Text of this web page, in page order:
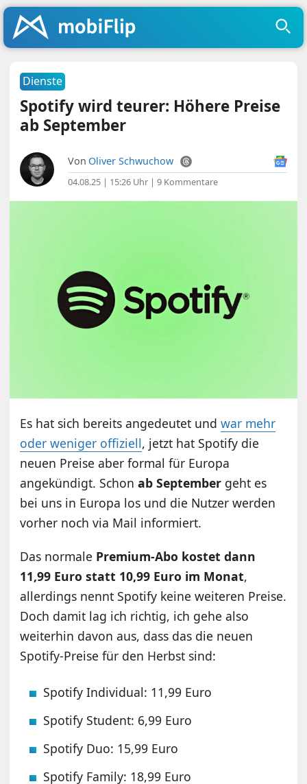
Dienste
Spotify wird teurer: Höhere Preise
ab September
Von Oliver Schwuchow
04.08.25 | 15:26 Uhr |9 Kommentare
Es hat sich bereits angedeutet undwar mehr
oder weniger offiziell, jetzt hat Spotify die
neuen Preise aber formal für Europa
angekündigt. Schonab September geht es
bei uns in Europa los und die Nutzer werden
vorher noch via Mail informiert.
Das normale Premium-Abo kostet dann
11,99 Euro statt 10,99 Euro im Monat,
allerdings nennt Spotify keine weiteren Preise.
Doch damit lag ich richtig, ich gehe also
weiterhin davon aus, dass das die neuen
Spotify-Preise für den Herbst sind:
Spotify Individual: 11,99 Euro
Spotify Student: 6,99 Euro
Spotify Duo: 15,99 Euro
Spotify Family: 18,99 Euro